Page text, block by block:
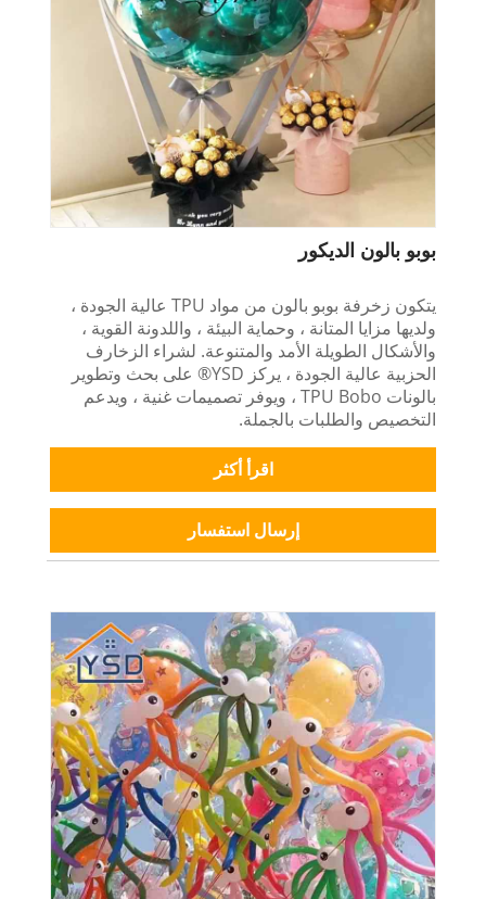
بوبو بالون الديكور
يتكون زخرفة بوبو بالون من مواد TPU عالية الجودة ،
ولديها مزايا المتانة ، وحماية البيئة ، واللدونة القوية ،
والأشكال الطويلة الأمد والمتنوعة. لشراء الزخارف
الحزبية عالية الجودة ، يركز YSD® على بحث وتطوير
بالونات TPU Bobo ، ويوفر تصميمات غنية ، ويدعم
التخصيص والطلبات بالجملة.
اقرأ أكثر
إرسال استفسار